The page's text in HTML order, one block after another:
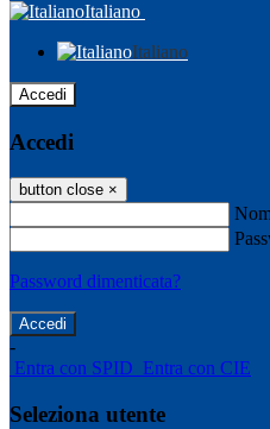
Italiano
Italiano
Accedi
Accedi
button close ×
Password dimenticata?
-
Entra con SPID Entra con CIE
Seleziona utente